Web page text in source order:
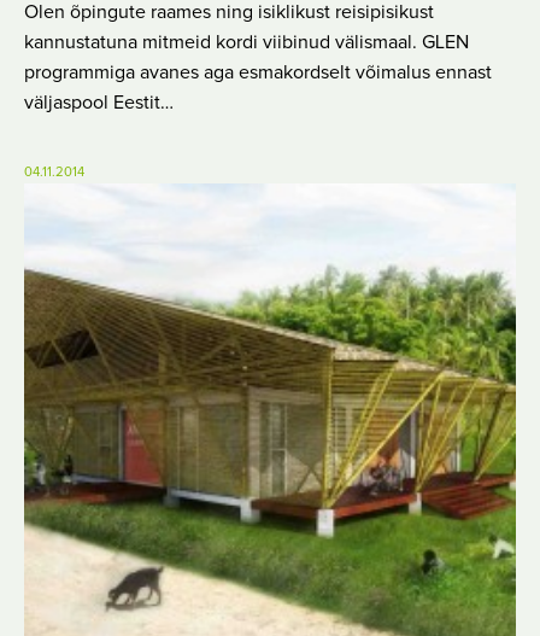
Olen õpingute raames ning isiklikust reisipisikust
kannustatuna mitmeid kordi viibinud välismaal. GLEN
programmiga avanes aga esmakordselt võimalus ennast
väljaspool Eestit…
04.11.2014